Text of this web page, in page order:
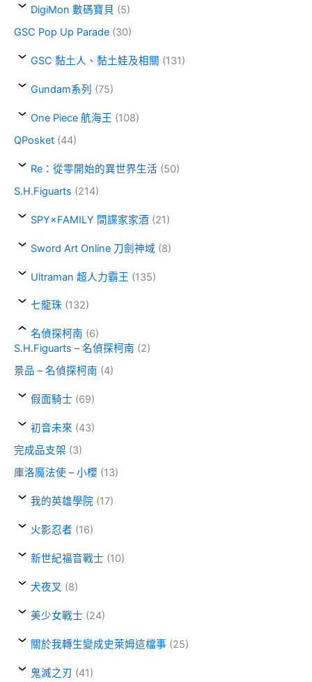
DigiMon 數碼寶貝 (5)
GSC Pop Up Parade (30)
GSC 黏土人、黏土娃及相關 (131)
Gundam系列 (75)
One Piece 航海王 (108)
QPosket (44)
Re：從零開始的異世界生活 (50)
S.H.Figuarts (214)
SPY×FAMILY 間諜家家酒 (21)
Sword Art Online 刀劍神域 (8)
Ultraman 超人力霸王 (135)
七龍珠 (132)
名偵探柯南 (6)
S.H.Figuarts – 名偵探柯南 (2)
景品 – 名偵探柯南 (4)
假面騎士 (69)
初音未來 (43)
完成品支架 (3)
庫洛魔法使 – 小櫻 (13)
我的英雄學院 (17)
火影忍者 (16)
新世紀福音戰士 (10)
犬夜叉 (8)
美少女戰士 (24)
關於我轉生變成史萊姆這檔事 (25)
鬼滅之刃 (41)